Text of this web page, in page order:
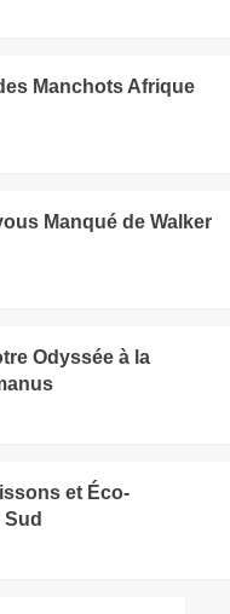
Manchots Afrique
Manqué de Walker
Odyssée à la
et Éco-